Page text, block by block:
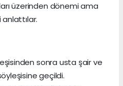
üzerinden dönemi ama
anlattılar.
sonra usta şair ve
geçildi.